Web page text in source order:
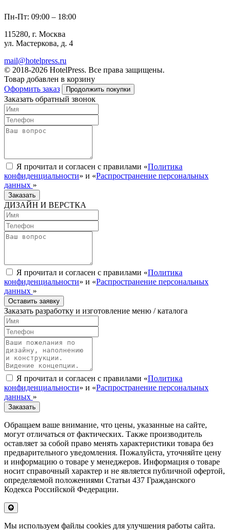
Пн-Пт: 09:00 – 18:00
115280, г. Москва
ул. Мастеркова, д. 4
mail@hotelpress.ru
© 2018-2026 HotelPress. Все права защищены.
Товар добавлен в корзину
Оформить заказ
Продолжить покупки
Заказать обратный звонок
Я прочитал и согласен с правилами «Политика
конфиденциальности» и «Распространение персональных
данных »
Заказать
ДИЗАЙН И ВЕРСТКА
Я прочитал и согласен с правилами «Политика
конфиденциальности» и «Распространение персональных
данных »
Оставить заявку
Заказать разработку и изготовление меню / каталога
Я прочитал и согласен с правилами «Политика
конфиденциальности» и «Распространение персональных
данных »
Заказать
Обращаем ваше внимание, что цены, указанные на сайте,
могут отличаться от фактических. Также производитель
оставляет за собой право менять характеристики товара без
предварительного уведомления. Пожалуйста, уточняйте цену
и информацию о товаре у менеджеров. Информация о товаре
носит справочный характер и не является публичной офертой,
определяемой положениями Статьи 437 Гражданского
Кодекса Российской Федерации.
Мы используем файлы cookies для улучшения работы сайта.